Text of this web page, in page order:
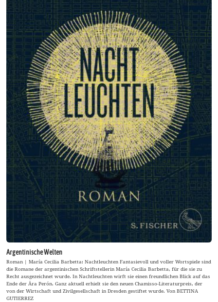
Argentinische Welten
Roman | María Cecilia Barbetta: Nachtleuchten Fantasievoll und voller Wortspiele sind
die Romane der argentinischen Schriftstellerin María Cecilia Barbetta, für die sie zu
Recht ausgezeichnet wurde. In Nachtleuchten wirft sie einen freundlichen Blick auf das
Ende der Ära Perón. Ganz aktuell erhielt sie den neuen Chamisso-Literaturpreis, der
von der Wirtschaft und Zivilgesellschaft in Dresden gestiftet wurde. Von BETTINA
GUTIERREZ